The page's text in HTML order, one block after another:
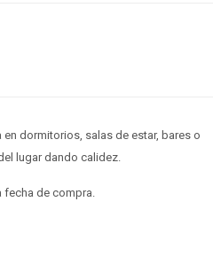
dormitorios, salas de estar, bares o
lugar dando calidez.
fecha de compra.